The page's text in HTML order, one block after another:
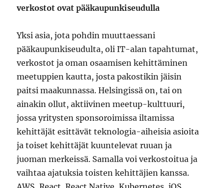
verkostot ovat pääkaupunkiseudulla
Yksi asia, jota pohdin muuttaessani
pääkaupunkiseudulta, oli IT-alan tapahtumat,
verkostot ja oman osaamisen kehittäminen
meetuppien kautta, josta pakostikin jäisin
paitsi maakunnassa. Helsingissä on, tai on
ainakin ollut, aktiivinen meetup-kulttuuri,
jossa yritysten sponsoroimissa iltamissa
kehittäjät esittävät teknologia-aiheisia asioita
ja toiset kehittäjät kuuntelevat ruuan ja
juoman merkeissä. Samalla voi verkostoitua ja
vaihtaa ajatuksia toisten kehittäjien kanssa.